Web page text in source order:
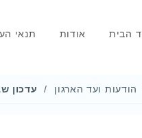
הבית אודות תנאי
הודעות ועד הארגון עדכון